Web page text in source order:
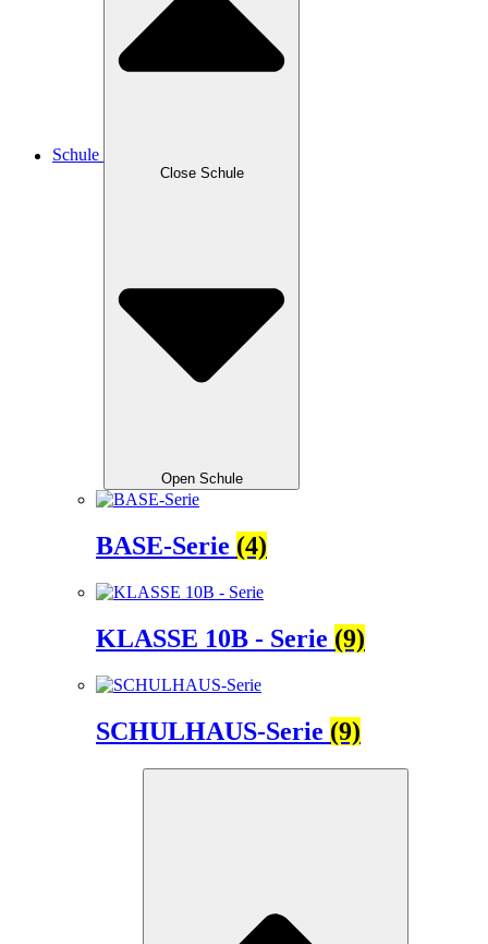
Schule
Close Schule
Open Schule
BASE-Serie (4)
KLASSE 10B - Serie (9)
SCHULHAUS-Serie (9)